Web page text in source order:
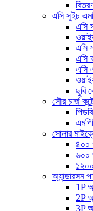
এসি সুইচ
এসি
এসি
এসি
এসি
ছুরি
সৌর চার্জ
সোলার
৪০০
৬০০
অ্যান্ডারসন
1P
2P
3P